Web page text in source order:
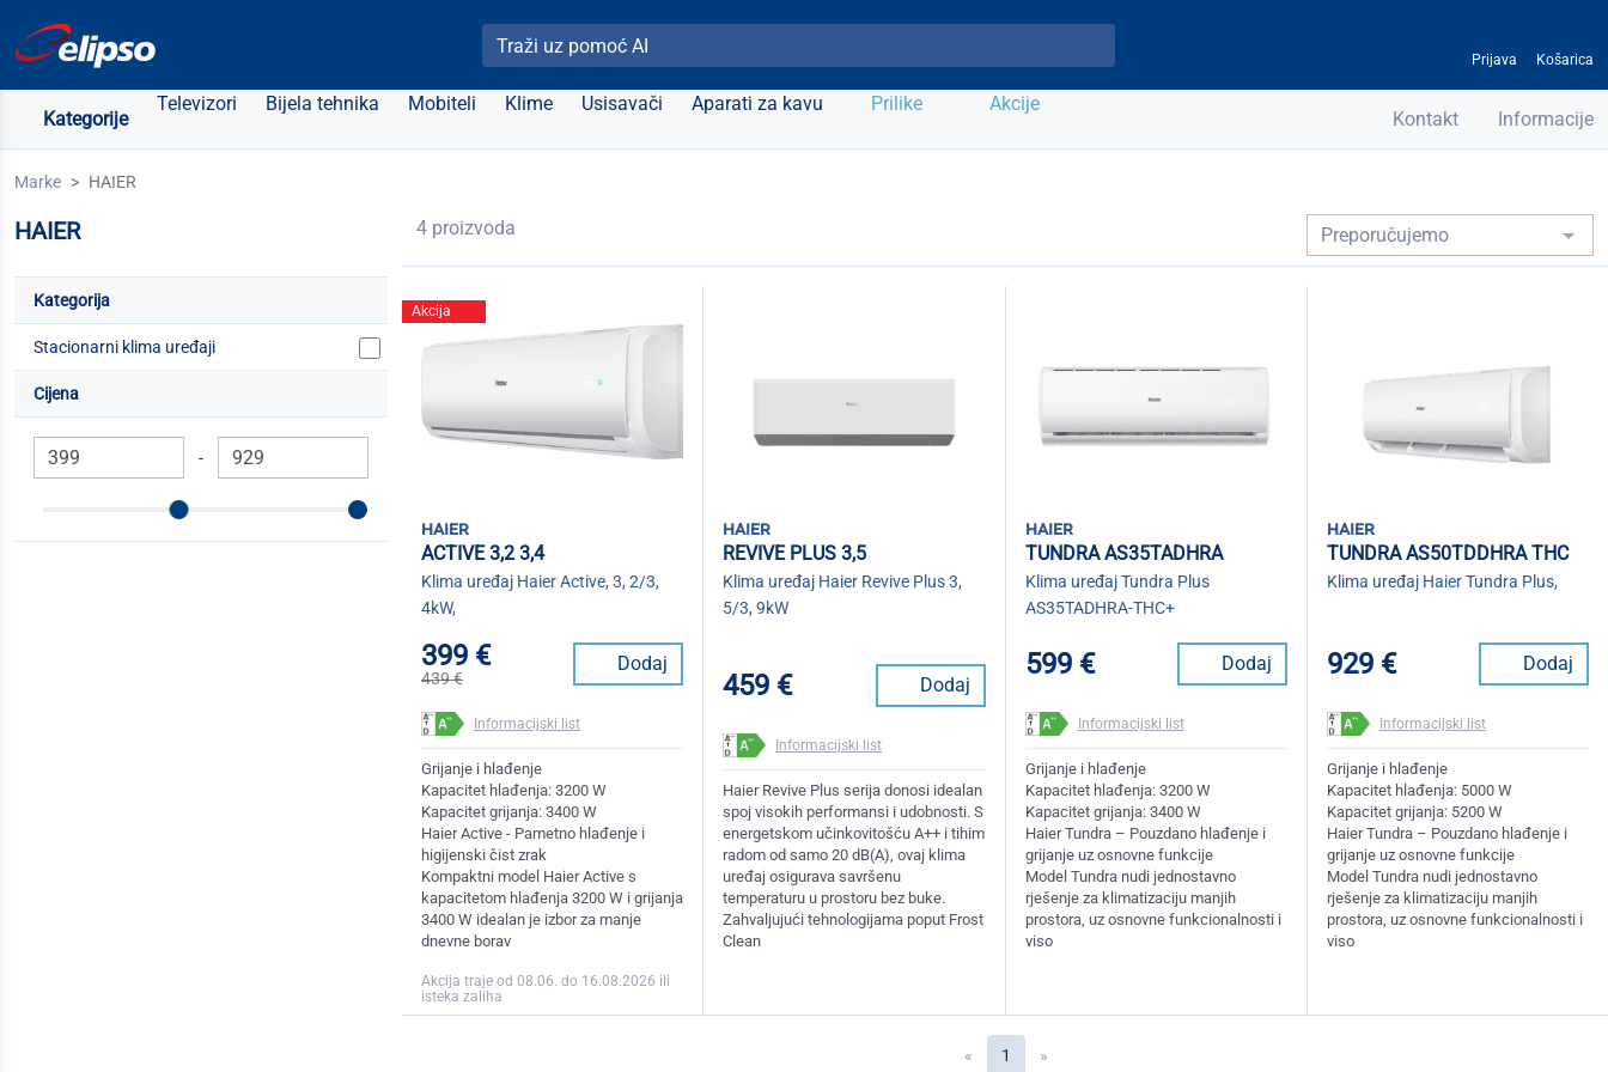
Pretraži Elipso
Prijava Košarica
Kategorije
Televizori Bijela tehnika Mobiteli Klime Usisavači Aparati za kavu Prilike Akcije
Kontakt Informacije
Marke HAIER
HAIER
Kategorija
Stacionarni klima uređaji
Cijena
-
4 proizvoda
Akcija
haier
ACTIVE 3,2 3,4
Klima uređaj Haier Active, 3, 2/3,
4kW,
399 €
439 €
Dodaj
Informacijski list
Grijanje i hlađenje
Kapacitet hlađenja: 3200 W
Kapacitet grijanja: 3400 W
Haier Active - Pametno hlađenje i
higijenski čist zrak
Kompaktni model Haier Active s
kapacitetom hlađenja 3200 W i grijanja
3400 W idealan je izbor za manje
dnevne borav
Akcija traje od 08.06. do 16.08.2026 ili
isteka zaliha
haier
REVIVE PLUS 3,5
Klima uređaj Haier Revive Plus 3,
5/3, 9kW
459 € Dodaj
Informacijski list
Haier Revive Plus serija donosi idealan
spoj visokih performansi i udobnosti. S
energetskom učinkovitošću A++ i tihim
radom od samo 20 dB(A), ovaj klima
uređaj osigurava savršenu
temperaturu u prostoru bez buke.
Zahvaljujući tehnologijama poput Frost
Clean
haier
TUNDRA AS35TADHRA
Klima uređaj Tundra Plus
AS35TADHRA-THC+
599 € Dodaj
Informacijski list
Grijanje i hlađenje
Kapacitet hlađenja: 3200 W
Kapacitet grijanja: 3400 W
Haier Tundra – Pouzdano hlađenje i
grijanje uz osnovne funkcije
Model Tundra nudi jednostavno
rješenje za klimatizaciju manjih
prostora, uz osnovne funkcionalnosti i
viso
haier
TUNDRA AS50TDDHRA THC
Klima uređaj Haier Tundra Plus,
929 € Dodaj
Informacijski list
Grijanje i hlađenje
Kapacitet hlađenja: 5000 W
Kapacitet grijanja: 5200 W
Haier Tundra – Pouzdano hlađenje i
grijanje uz osnovne funkcije
Model Tundra nudi jednostavno
rješenje za klimatizaciju manjih
prostora, uz osnovne funkcionalnosti i
viso
« 1 (current)
»